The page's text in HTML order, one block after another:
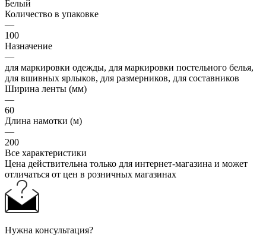
Белый
Количество в упаковке
—
100
Назначение
—
для маркировки одежды, для маркировки постельного белья,
для вшивных ярлыков, для размерников, для составников
Ширина ленты (мм)
—
60
Длина намотки (м)
—
200
Все характеристики
Цена действительна только для интернет-магазина и может
отличаться от цен в розничных магазинах
Нужна консультация?